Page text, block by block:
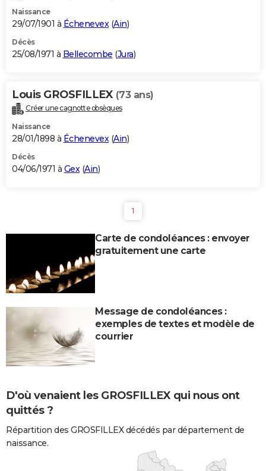
Naissance
29/07/1901 à Échenevex(Ain)
Décès
25/08/1971 à Bellecombe (Jura)
Louis GROSFILLEX (73 ans)
Créer une cagnotte obsèques
Naissance
28/01/1898 à Échenevex(Ain)
Décès
04/06/1971 à Gex(Ain)
1
Carte de condoléances : envoyer
gratuitement une carte
Message de condoléances :
exemples de textes et modèle de
courrier
D'où venaient les GROSFILLEX qui nous ont
quittés ?
Répartition des GROSFILLEX décédés par département de
naissance.